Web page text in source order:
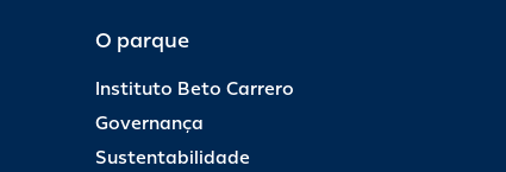
O parque
Instituto Beto Carrero
Governança
Sustentabilidade